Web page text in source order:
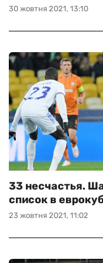
30 жовтня 2021, 13:10
23 жовтня 2021, 11:02
33 несчастья.
список в